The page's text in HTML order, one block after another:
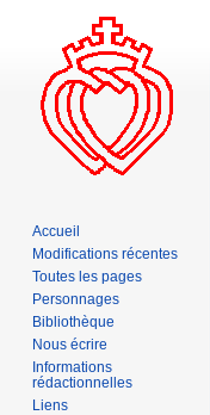
Accueil
Modifications récentes
Toutes les pages
Personnages
Bibliothèque
Nous écrire
Informations
rédactionnelles
Liens